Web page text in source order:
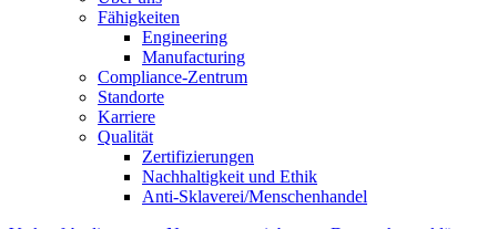
Fähigkeiten
Engineering
Manufacturing
Compliance-Zentrum
Standorte
Karriere
Qualität
Zertifizierungen
Nachhaltigkeit und Ethik
Anti-Sklaverei/Menschenhandel